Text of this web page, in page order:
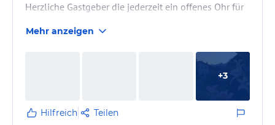
Herzliche Gastgeber die jederzeit ein offenes Ohr für
Mehr anzeigen
+3
Hilfreich Teilen